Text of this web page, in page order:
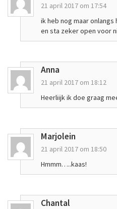
21 april 2017 om 17:54
ik heb nog maar
en sta zeker open voor
Anna
21 april 2017 om 18:12
Heerliijk ik doe graag
Marjolein
21 april 2017 om 18:50
Hmmm…..kaas!
Chantal